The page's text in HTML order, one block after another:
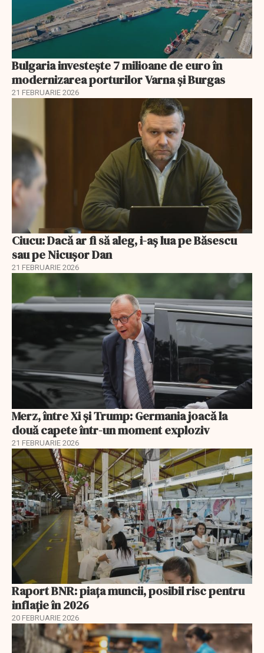
Bulgaria investește 7 milioane de euro în
modernizarea porturilor Varna și Burgas
21 FEBRUARIE 2026
Ciucu: Dacă ar fi să aleg, i-aș lua pe Băsescu
sau pe Nicușor Dan
21 FEBRUARIE 2026
Merz, între Xi și Trump: Germania joacă la
două capete într-un moment exploziv
21 FEBRUARIE 2026
Raport BNR: piața muncii, posibil risc pentru
inflație în 2026
20 FEBRUARIE 2026